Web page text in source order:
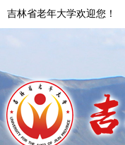
吉林省老年大学欢迎您！